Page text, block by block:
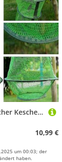
HEZHU 2X Setzkescher Kescher Reuse Fischnetz Fischkescher Angelkescher Fischen 32 * 55cm
10,99 €
um 00:03; der
haben.